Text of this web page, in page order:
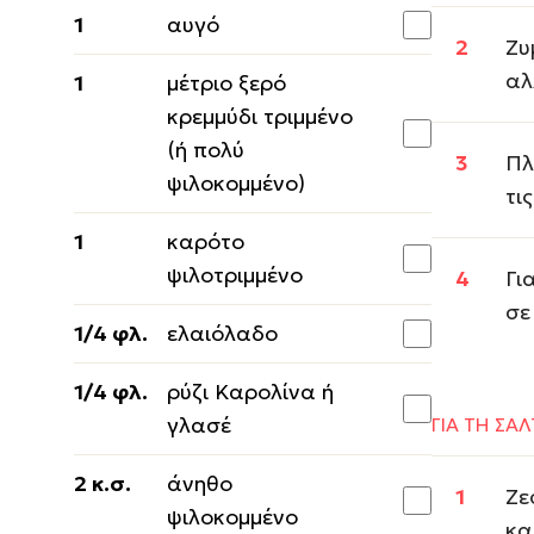
1 αυγό
1
μέτριο ξερό
κρεμμύδι τριμμένο
(ή πολύ
ψιλοκομμένο)
1
καρότο
ψιλοτριμμένο
1/4 φλ. ελαιόλαδο
1/4 φλ.
ρύζι Καρολίνα ή
γλασέ
2 κ.σ.
άνηθο
ψιλοκομμένο
ΓΙΑ ΤΗ